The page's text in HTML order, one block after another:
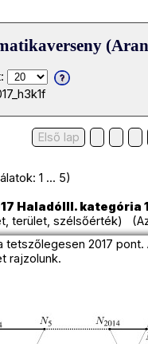
Első lap
1 ... 5)
HaladóIII. kategória
terület, szélsőérték)
tetszőlegesen 2017
rajzolunk.